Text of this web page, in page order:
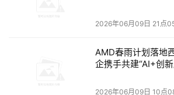
2026年06月09日 21点
AMD春雨计划落地
企携手共建“AI+创
2026年06月09日 10点